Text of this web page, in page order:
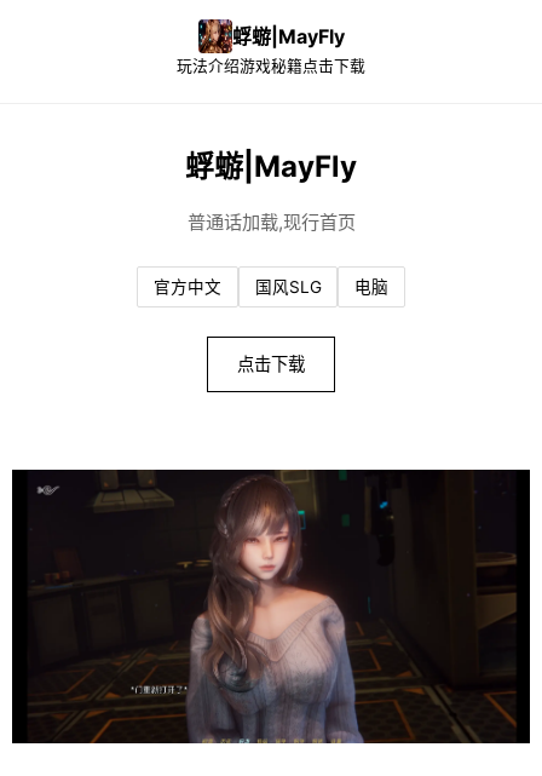
蜉蝣|MayFly
玩法介绍游戏秘籍点击下载
蜉蝣|MayFly
普通话加载,现行首页
官方中文 国风SLG 电脑
点击下载